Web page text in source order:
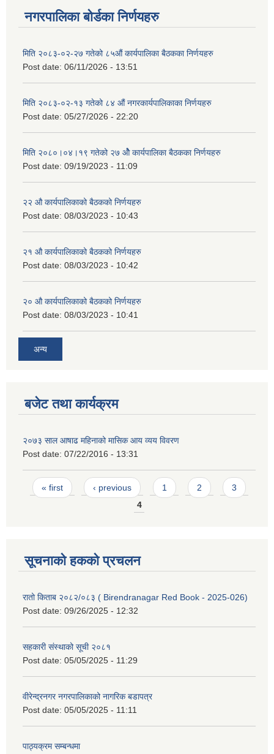
नगरपालिका बोर्डका निर्णयहरु
मिति २०८३-०२-२७ गतेको ८५औं कार्यपालिका बैठकका निर्णयहरु
Post date: 06/11/2026 - 13:51
मिति २०८३-०२-१३ गतेको ८४ औं नगरकार्यपालिकाका निर्णयहरु
Post date: 05/27/2026 - 22:20
मिति २०८०।०४।१९ गतेको २७ ‌‍‌ओेै कार्यपालिका बैठकका निर्णयहरु
Post date: 09/19/2023 - 11:09
२‍२ औ कार्यपालिकाको बैठकको निर्णयहरु
Post date: 08/03/2023 - 10:43
२‍१ औ कार्यपालिकाको बैठकको निर्णयहरु
Post date: 08/03/2023 - 10:42
२‍० औ कार्यपालिकाको बैठकको निर्णयहरु
Post date: 08/03/2023 - 10:41
अन्य
बजेट तथा कार्यक्रम
२०७३ साल आषाढ महिनाको मासिक आय व्यय विवरण
Post date: 07/22/2016 - 13:31
Pages
« first ‹ previous 1 2
3
4
सूचनाको हकको प्रचलन
रातो किताब २०८२/०८३ ( Birendranagar Red Book - 2025-026)
Post date: 09/26/2025 - 12:32
सहकारी संस्थाको सूची २०८१
Post date: 05/05/2025 - 11:29
वीरेन्द्रनगर नगरपालिकाको नागरिक बडापत्र
Post date: 05/05/2025 - 11:11
पाठ्यक्रम सम्बन्धमा